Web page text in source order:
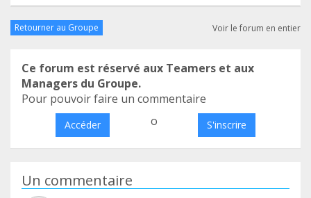
Retourner au Groupe Voir le forum en entier
Ce forum est réservé aux Teamers et aux
Managers du Groupe.
Pour pouvoir faire un commentaire
Accéder o S'inscrire
Un commentaire